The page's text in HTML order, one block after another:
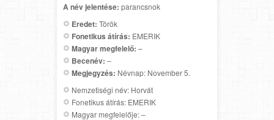
A név jelentése: parancsnok
Eredet: Török
Fonetikus átírás: EMERIK
Magyar megfelelő: –
Becenév: –
Megjegyzés: Névnap: November 5.
Nemzetiségi név: Horvát
Fonetikus átírás: EMERIK
Magyar megfelelője: –